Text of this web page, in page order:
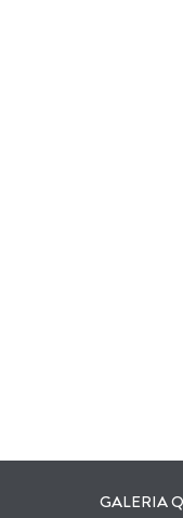
GALERIA